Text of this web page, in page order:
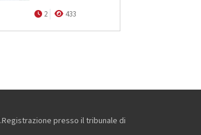
2 433
.Registrazione presso il tribunale di